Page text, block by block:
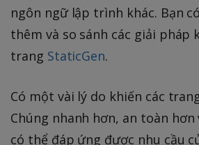
ngôn ngữ lập trình khác. Bạn
thêm và so sánh các giải pháp
trang StaticGen.
Có một vài lý do khiến các
Chúng nhanh hơn, an toàn hơn
có thể đáp ứng được nhu cầu